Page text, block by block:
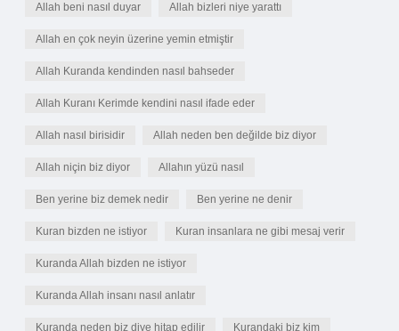
Allah beni nasıl duyar Allah bizleri niye yarattı
Allah en çok neyin üzerine yemin etmiştir
Allah Kuranda kendinden nasıl bahseder
Allah Kuranı Kerimde kendini nasıl ifade eder
Allah nasıl birisidir Allah neden ben değilde biz diyor
Allah niçin biz diyor Allahın yüzü nasıl
Ben yerine biz demek nedir Ben yerine ne denir
Kuran bizden ne istiyor Kuran insanlara ne gibi mesaj verir
Kuranda Allah bizden ne istiyor
Kuranda Allah insanı nasıl anlatır
Kuranda neden biz diye hitap edilir Kurandaki biz kim